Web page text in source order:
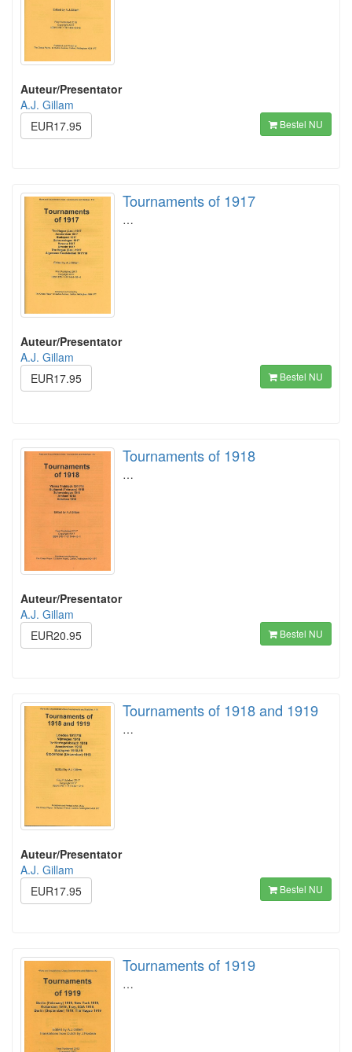
Auteur/Presentator
A.J. Gillam
EUR17.95
Bestel NU
Tournaments of 1917
…
Auteur/Presentator
A.J. Gillam
EUR17.95
Bestel NU
Tournaments of 1918
…
Auteur/Presentator
A.J. Gillam
EUR20.95
Bestel NU
Tournaments of 1918 and 1919
…
Auteur/Presentator
A.J. Gillam
EUR17.95
Bestel NU
Tournaments of 1919
…